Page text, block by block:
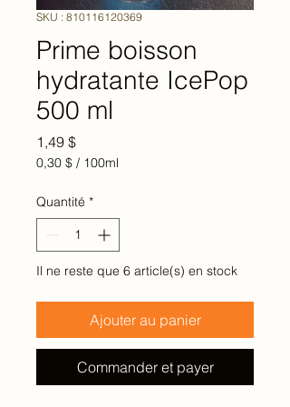
SKU : 810116120369
Prime boisson
hydratante IcePop
500 ml
1,49 $Prix
0,30 $ / 100ml
pour
100
Millilitres
Quantité *
Il ne reste que 6 article(s) en stock
Ajouter au panier
Commander et payer